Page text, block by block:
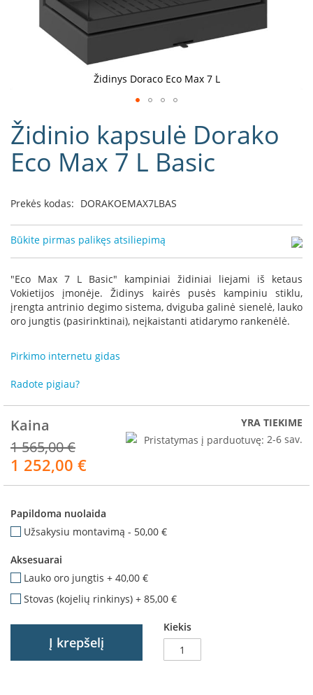
i
n
e
a
f
r
o
m
e
R
o
o
S
a
r
m
I
n
v
t
Židinio kapsulė Dorako
Eco Max 7 L Basic
Prekės kodas: DORAKOEMAX7LBAS
Būkite pirmas palikęs atsiliepimą
"Eco Max 7 L Basic" kampiniai židiniai liejami iš ketaus
Vokietijos įmonėje. Židinys kairės pusės kampiniu stiklu,
įrengta antrinio degimo sistema, dviguba galinė sienelė, lauko
oro jungtis (pasirinktinai), neįkaistanti atidarymo rankenėlė.
Pirkimo internetu gidas
Radote pigiau?
Kaina
1 565,00 €
Akcija
1 252,00 €
YRA TIEKIME
Pristatymas į parduotuvę: 2-6 sav.
Papildoma nuolaida
Užsakysiu montavimą - 50,00 €
Aksesuarai
Lauko oro jungtis + 40,00 €
Stovas (kojelių rinkinys) + 85,00 €
Kiekis
Į krepšelį
Židinys Doraco Eco Max 7 L
į
galerijos
paradžią